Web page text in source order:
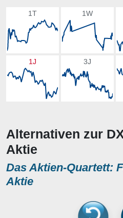
1T 1W
1J 3J
Alternativen zur
Aktie
Das Aktien-Quartett:
Aktie